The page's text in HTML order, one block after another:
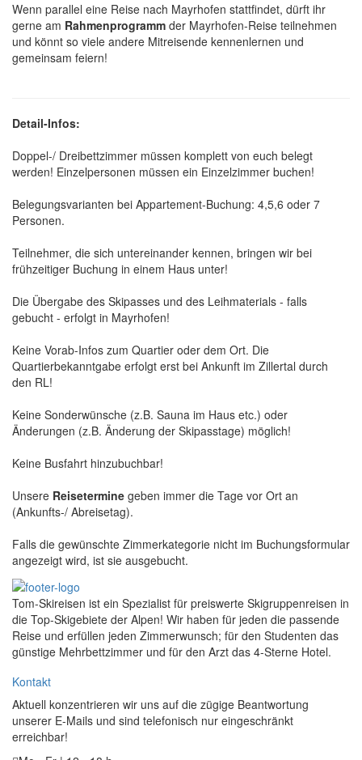
Wenn parallel eine Reise nach Mayrhofen stattfindet, dürft ihr
gerne am Rahmenprogramm der Mayrhofen-Reise teilnehmen
und könnt so viele andere Mitreisende kennenlernen und
gemeinsam feiern!
Detail-Infos:
Doppel-/ Dreibettzimmer müssen komplett von euch belegt
werden! Einzelpersonen müssen ein Einzelzimmer buchen!
Belegungsvarianten bei Appartement-Buchung: 4,5,6 oder 7
Personen.
Teilnehmer, die sich untereinander kennen, bringen wir bei
frühzeitiger Buchung in einem Haus unter!
Die Übergabe des Skipasses und des Leihmaterials - falls
gebucht - erfolgt in Mayrhofen!
Keine Vorab-Infos zum Quartier oder dem Ort. Die
Quartierbekanntgabe erfolgt erst bei Ankunft im Zillertal durch
den RL!
Keine Sonderwünsche (z.B. Sauna im Haus etc.) oder
Änderungen (z.B. Änderung der Skipasstage) möglich!
Keine Busfahrt hinzubuchbar!
Unsere Reisetermine geben immer die Tage vor Ort an
(Ankunfts-/ Abreisetag).
Falls die gewünschte Zimmerkategorie nicht im Buchungsformular
angezeigt wird, ist sie ausgebucht.
Tom-Skireisen ist ein Spezialist für preiswerte Skigruppenreisen in
die Top-Skigebiete der Alpen! Wir haben für jeden die passende
Reise und erfüllen jeden Zimmerwunsch; für den Studenten das
günstige Mehrbettzimmer und für den Arzt das 4-Sterne Hotel.
Kontakt
Aktuell konzentrieren wir uns auf die zügige Beantwortung
unserer E-Mails und sind telefonisch nur eingeschränkt
erreichbar!